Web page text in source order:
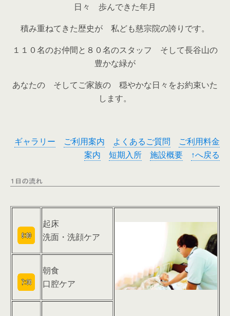
日々 歩んできた年月
積み重ねてきた歴史が 私ども慈宗院の誇りです。
１１０名のお仲間と８０名のスタッフ そして長谷山の
豊かな緑が
あなたの そしてご家族の 穏やかな日々をお約束いた
します。
ギャラリー ご利用案内 よくあるご質問
ご利用料金
案内
短期入所 施設概要 ↑へ戻る
起床
洗面・洗顔ケア
朝食
口腔ケア